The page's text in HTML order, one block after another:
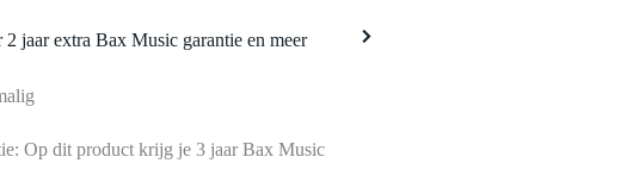
jaar extra Bax Music garantie en meer
Op dit product krijg je 3 jaar Bax Music